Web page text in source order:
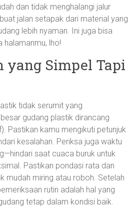
dan tidak menghalangi jalur
jalan setapak dari material yang
lebih nyaman. Ini juga bisa
halamanmu, lho!
yang Simpel Tapi
tidak serumit yang
gudang plastik dirancang
Pastikan kamu mengikuti petunjuk
kesalahan. Periksa juga waktu
saat cuaca buruk untuk
Pastikan pondasi rata dan
mudah miring atau roboh. Setelah
rutin adalah hal yang
tetap dalam kondisi baik.